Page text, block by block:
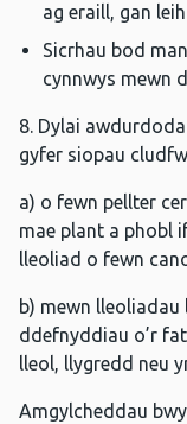
ag eraill, gan
Sicrhau bod
cynnwys mewn
8. Dylai
gyfer siopau
a) o fewn pellter
mae plant a phobl
lleoliad o fewn
b) mewn
ddefnyddiau o’r
lleol, llygredd neu
Amgylcheddau